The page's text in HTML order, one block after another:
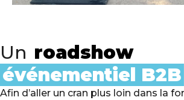
Un roadshow
événementiel B2B
Afin d’aller un cran plus loin dans la